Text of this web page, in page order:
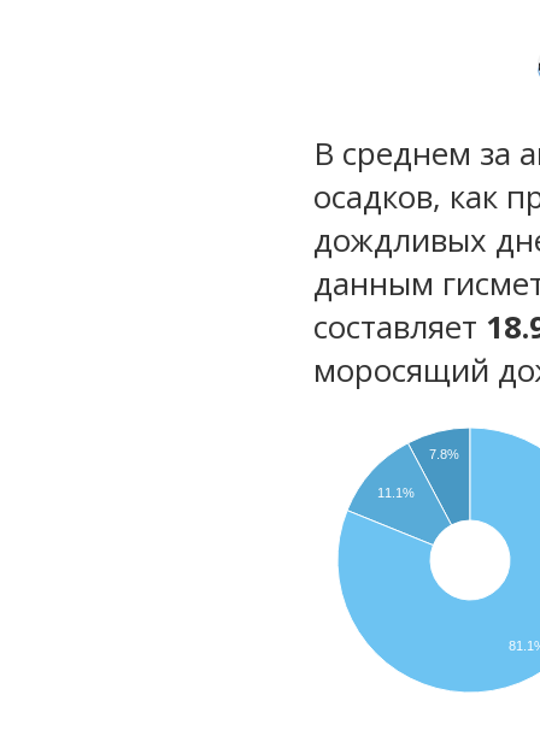
В среднем за
осадков, как
дождливых
данным
составляет
моросящий
7.8%
11.1%